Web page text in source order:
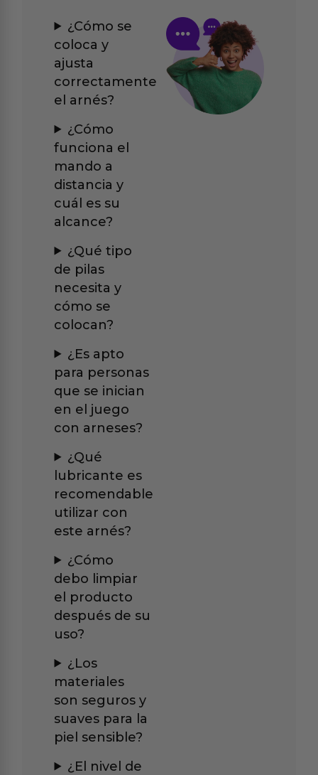
¿Cómo se
coloca y
ajusta
correctamente
el arnés?
¿Cómo
funciona el
mando a
distancia y
cuál es su
alcance?
¿Qué tipo
de pilas
necesita y
cómo se
colocan?
¿Es apto
para personas
que se inician
en el juego
con arneses?
¿Qué
lubricante es
recomendable
utilizar con
este arnés?
¿Cómo
debo limpiar
el producto
después de su
uso?
¿Los
materiales
son seguros y
suaves para la
piel sensible?
¿El nivel de